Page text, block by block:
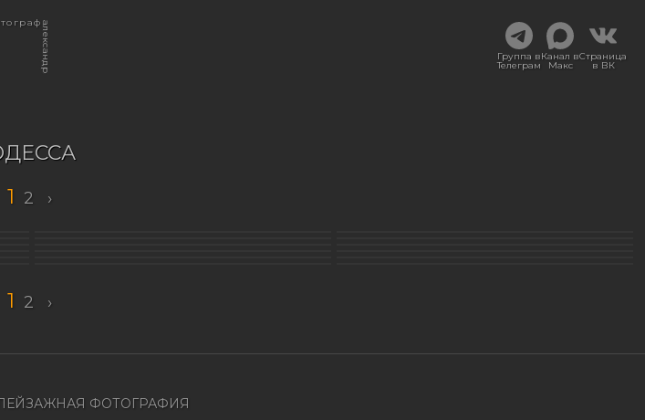
александр Группа в
Телеграм
Канал в
Макс
Страница
в ВК
1 2 ›
1 2 ›
ФОТОГРАФИЯ